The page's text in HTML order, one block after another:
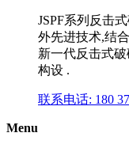
JSPF系列反击
外先进技术,结
新一代反击式
构设 .
联系电话: 180
Menu